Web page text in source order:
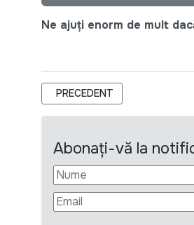
Ne ajuți enorm de mult
ARTICOL PRECEDENT:
PRECEDENT
Abonați-vă la